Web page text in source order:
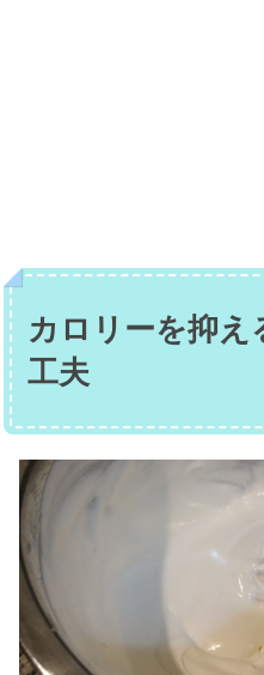
カロリーを抑え
工夫